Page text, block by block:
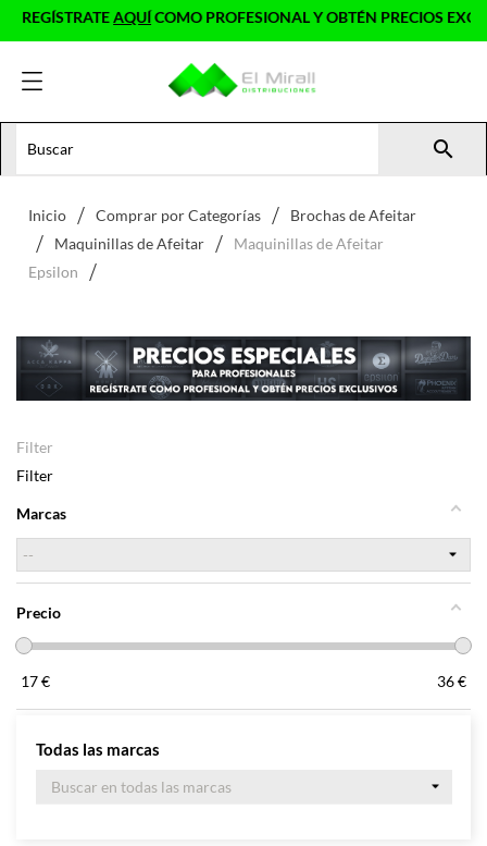
AQUÍCOMO PROFESIONAL Y OBTÉN PRECIOS

Inicio Comprar por Categorías
Brochas de Afeitar
Maquinillas de Afeitar
Maquinillas de Afeitar
Epsilon
Filter
Filter
Marcas
Precio
17€ 36€
Todas las marcas